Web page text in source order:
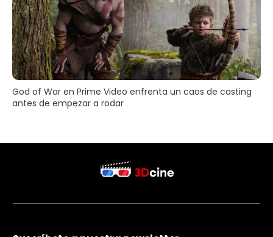
God of War en Prime Video enfrenta un caos de casting
antes de empezar a rodar